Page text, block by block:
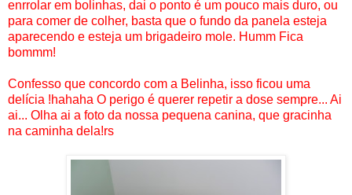
enrrolar em bolinhas, dai o ponto é um pouco mais duro, ou
para comer de colher, basta que o fundo da panela esteja
aparecendo e esteja um brigadeiro mole. Humm Fica
bommm!
Confesso que concordo com a Belinha, isso ficou uma
delícia !hahaha O perigo é querer repetir a dose sempre... Ai
ai... Olha ai a foto da nossa pequena canina, que gracinha
na caminha dela!rs